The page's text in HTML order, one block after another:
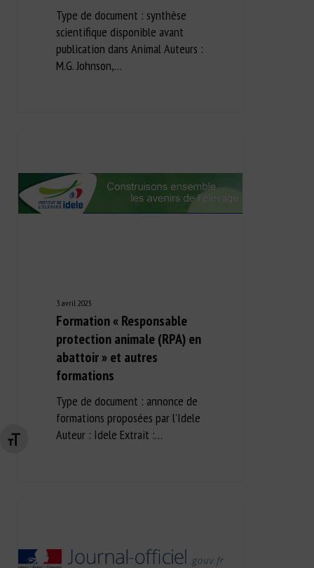
Changer la taille de la police
Type de document : synthèse
scientifique disponible avant
publication dans Animal Auteurs :
M.G. Johnson,…
3 avril 2025
Formation « Responsable
protection animale (RPA) en
abattoir » et autres
formations
Type de document : annonce de
formations proposées par l'Idele
Auteur : Idele Extrait :…